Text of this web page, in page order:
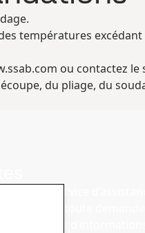
températures
ou contactez
du pliage, du